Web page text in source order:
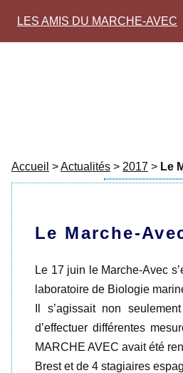
LES AMIS DU MARCHE-AVEC
Accueil >Actualités > 2017 > Le
Le Marche-
Le 17 juin le Marche-Avec
laboratoire de Biologie
Il s’agissait non
d’effectuer différentes
MARCHE AVEC avait été
Brest et de 4 stagiaires